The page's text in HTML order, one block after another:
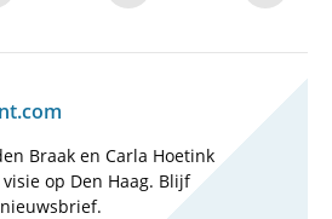
Braak en Carla Hoetink
op Den Haag. Blijf